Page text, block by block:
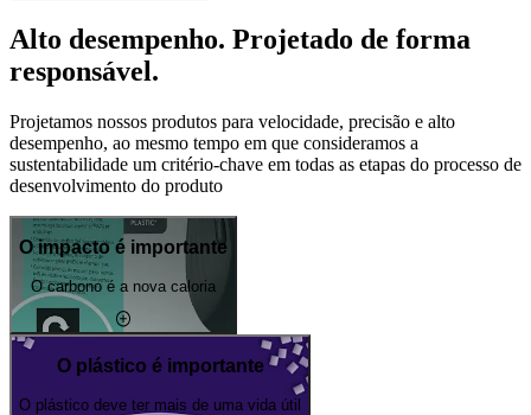
Alto desempenho. Projetado de forma
responsável.
Projetamos nossos produtos para velocidade, precisão e alto
desempenho, ao mesmo tempo em que consideramos a
sustentabilidade um critério-chave em todas as etapas do processo de
desenvolvimento do produto
O impacto é importante
O carbono é a nova caloria
O plástico é importante
O plástico deve ter mais de uma vida útil